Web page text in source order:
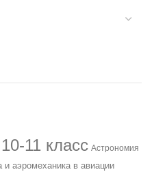
10-11 класс Астрономия
и аэромеханика в авиации